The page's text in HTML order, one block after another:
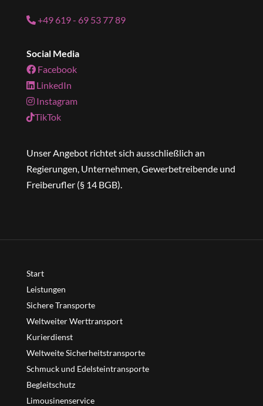
+49 619 - 69 53 77 89
Social Media
Facebook
LinkedIn
Instagram
TikTok
Unser Angebot richtet sich ausschließlich an
Regierungen, Unternehmen, Gewerbetreibende und
Freiberufler (§ 14 BGB).
Start
Leistungen
Sichere Transporte
Weltweiter Werttransport
Kurierdienst
Weltweite Sicherheitstransporte
Schmuck und Edelsteintransporte
Begleitschutz
Limousinenservice